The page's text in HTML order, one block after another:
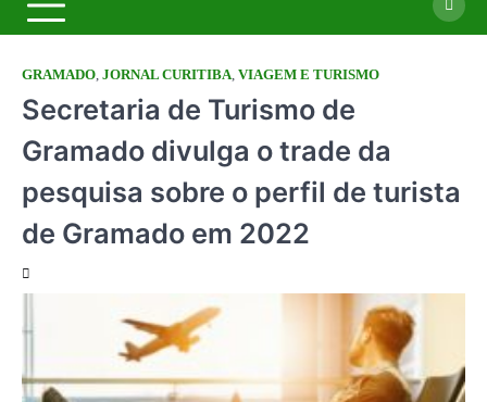
GRAMADO, JORNAL CURITIBA, VIAGEM E TURISMO
Secretaria de Turismo de
Gramado divulga o trade da
pesquisa sobre o perfil de turista
de Gramado em 2022